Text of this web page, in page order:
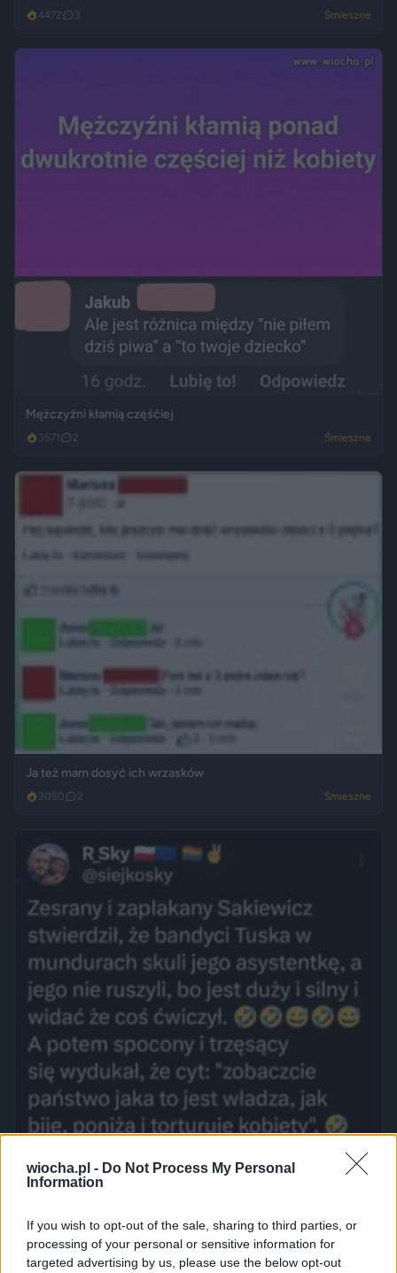
wiocha.pl - Do Not Process My Personal
Information
If you wish to opt-out of the sale, sharing to third parties, or
processing of your personal or sensitive information for
targeted advertising by us, please use the below opt-out
4472 3 Śmieszne
Mężczyźni kłamią częśćiej
3571 2 Śmieszne
Ja też mam dosyć ich wrzasków
3050 2 Śmieszne